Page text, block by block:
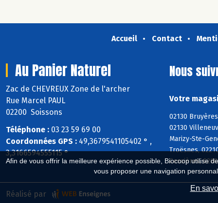
Afin de vous offrir la meilleure expérience possible, Biocoop utilise
vous proposer une navigation
En
Accueil Contact
Au Panier Naturel
Zac de CHEVREUX Zone de l'archer
Rue Marcel PAUL
02200 Soissons
Téléphone : 03 23 59 69 00
Coordonnées GPS : 49,3679541105402 ° ,
3,3166594555115 °
Nous
Votre
02130
02130
Marizy-Ste-
Troësnes,
Cessières,
Réalisé par